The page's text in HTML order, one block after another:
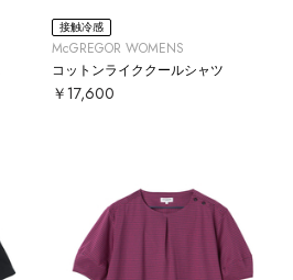
接触冷感
McGREGOR WOMENS
コットンライククールシャツ
￥17,600